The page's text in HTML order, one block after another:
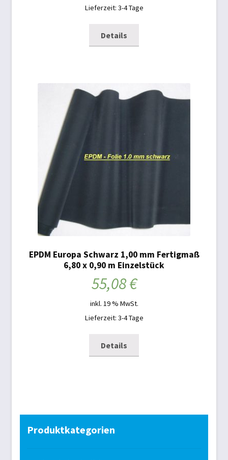
Lieferzeit: 3-4 Tage
Details
EPDM Europa Schwarz 1,00 mm Fertigmaß
6,80 x 0,90 m Einzelstück
55,08€
inkl. 19 % MwSt.
Lieferzeit: 3-4 Tage
Details
Produktkategorien